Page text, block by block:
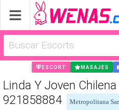
ESCORT MASAJES
Linda Y Joven
921858884
Metropolitana